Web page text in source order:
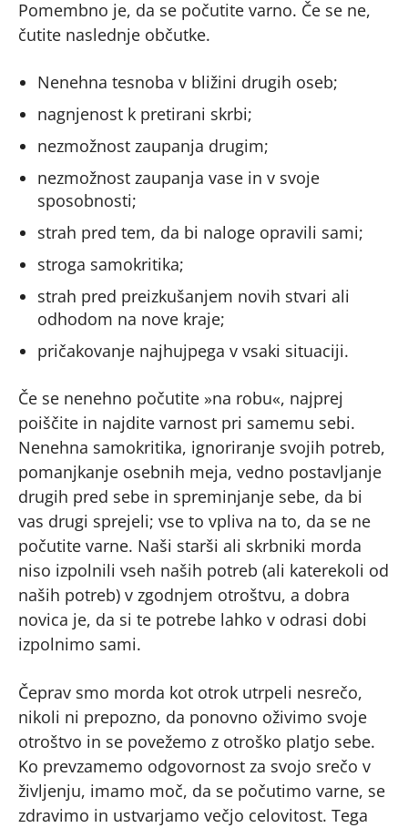
Pomembno je, da se počutite varno. Če se ne,
čutite naslednje občutke.
Nenehna tesnoba v bližini drugih oseb;
nagnjenost k pretirani skrbi;
nezmožnost zaupanja drugim;
nezmožnost zaupanja vase in v svoje
sposobnosti;
strah pred tem, da bi naloge opravili sami;
stroga samokritika;
strah pred preizkušanjem novih stvari ali
odhodom na nove kraje;
pričakovanje najhujpega v vsaki situaciji.
Če se nenehno počutite »na robu«, najprej
poiščite in najdite varnost pri samemu sebi.
Nenehna samokritika, ignoriranje svojih potreb,
pomanjkanje osebnih meja, vedno postavljanje
drugih pred sebe in spreminjanje sebe, da bi
vas drugi sprejeli; vse to vpliva na to, da se ne
počutite varne. Naši starši ali skrbniki morda
niso izpolnili vseh naših potreb (ali katerekoli od
naših potreb) v zgodnjem otroštvu, a dobra
novica je, da si te potrebe lahko v odrasi dobi
izpolnimo sami.
Čeprav smo morda kot otrok utrpeli nesrečo,
nikoli ni prepozno, da ponovno oživimo svoje
otroštvo in se povežemo z otroško platjo sebe.
Ko prevzamemo odgovornost za svojo srečo v
življenju, imamo moč, da se počutimo varne, se
zdravimo in ustvarjamo večjo celovitost. Tega